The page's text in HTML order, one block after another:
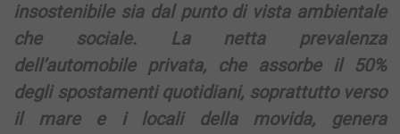
insostenibile sia dal punto di vista ambientale
che sociale. La netta prevalenza
dell’automobile privata, che assorbe il 50%
degli spostamenti quotidiani, soprattutto verso
il mare e i locali della movida, genera